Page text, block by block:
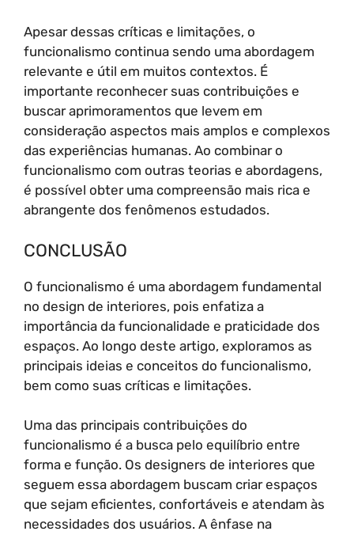
Apesar dessas críticas e limitações, o
funcionalismo continua sendo uma abordagem
relevante e útil em muitos contextos. É
importante reconhecer suas contribuições e
buscar aprimoramentos que levem em
consideração aspectos mais amplos e complexos
das experiências humanas. Ao combinar o
funcionalismo com outras teorias e abordagens,
é possível obter uma compreensão mais rica e
abrangente dos fenômenos estudados.
CONCLUSÃO
O funcionalismo é uma abordagem fundamental
no design de interiores, pois enfatiza a
importância da funcionalidade e praticidade dos
espaços. Ao longo deste artigo, exploramos as
principais ideias e conceitos do funcionalismo,
bem como suas críticas e limitações.
Uma das principais contribuições do
funcionalismo é a busca pelo equilíbrio entre
forma e função. Os designers de interiores que
seguem essa abordagem buscam criar espaços
que sejam eficientes, confortáveis e atendam às
necessidades dos usuários. A ênfase na